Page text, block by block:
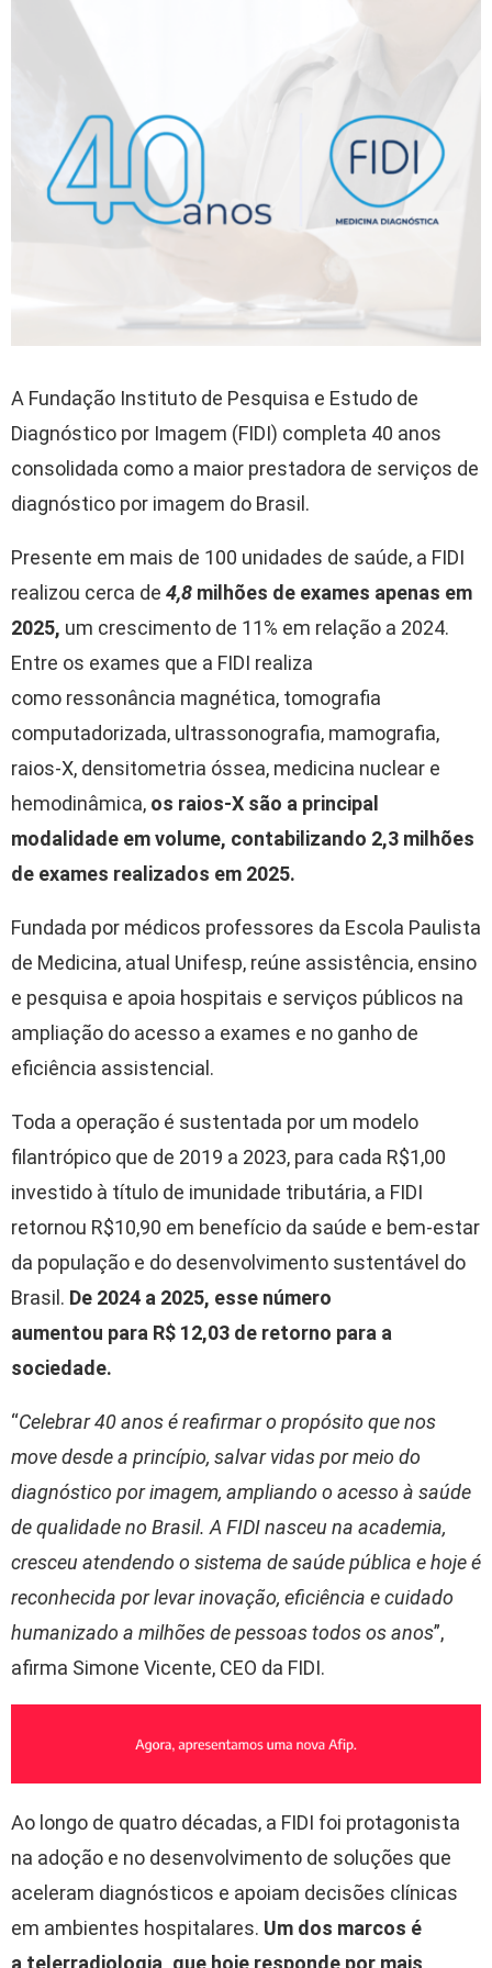
A Fundação Instituto de Pesquisa e Estudo de
Diagnóstico por Imagem (FIDI) completa 40 anos
consolidada como a maior prestadora de serviços de
diagnóstico por imagem do Brasil.
Presente em mais de 100 unidades de saúde, a FIDI
realizou cerca de 4,8 milhões de exames apenas em
2025, um crescimento de 11% em relação a 2024.
Entre os exames que a FIDI realiza
como ressonância magnética, tomografia
computadorizada, ultrassonografia, mamografia,
raios-X, densitometria óssea, medicina nuclear e
hemodinâmica, os raios-X são a principal
modalidade em volume, contabilizando 2,3 milhões
de exames realizados em 2025.
Fundada por médicos professores da Escola Paulista
de Medicina, atual Unifesp, reúne assistência, ensino
e pesquisa e apoia hospitais e serviços públicos na
ampliação do acesso a exames e no ganho de
eficiência assistencial.
Toda a operação é sustentada por um modelo
filantrópico que de 2019 a 2023, para cada R$1,00
investido à título de imunidade tributária, a FIDI
retornou R$10,90 em benefício da saúde e bem-estar
da população e do desenvolvimento sustentável do
Brasil. De 2024 a 2025, esse número
aumentou para R$ 12,03 de retorno para a
sociedade.
“Celebrar 40 anos é reafirmar o propósito que nos
move desde a princípio, salvar vidas por meio do
diagnóstico por imagem, ampliando o acesso à saúde
de qualidade no Brasil. A FIDI nasceu na academia,
cresceu atendendo o sistema de saúde pública e hoje é
reconhecida por levar inovação, eficiência e cuidado
humanizado a milhões de pessoas todos os anos”,
afirma Simone Vicente, CEO da FIDI.
Ao longo de quatro décadas, a FIDI foi protagonista
na adoção e no desenvolvimento de soluções que
aceleram diagnósticos e apoiam decisões clínicas
em ambientes hospitalares. Um dos marcos é
a telerradiologia, que hoje responde por mais